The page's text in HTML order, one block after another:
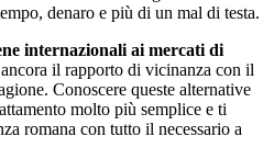
denaro e più di un mal di testa.
internazionali ai mercati di
il rapporto di vicinanza con il
Conoscere queste alternative
molto più semplice e ti
romana con tutto il necessario a